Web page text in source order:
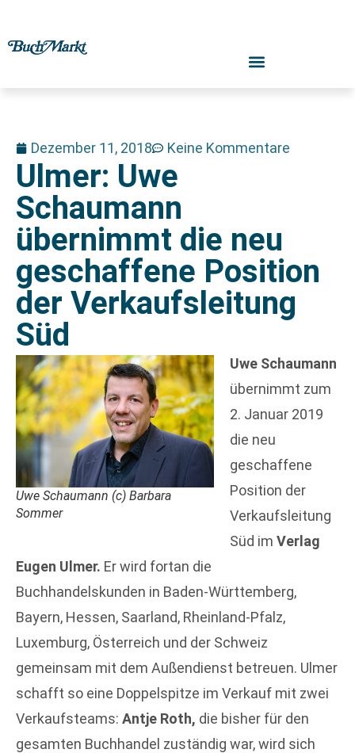
Dezember 11, 2018 Keine Kommentare
Ulmer: Uwe
Schaumann
übernimmt die neu
geschaffene Position
der Verkaufsleitung
Süd
Uwe Schaumann (c) Barbara
Sommer
Uwe Schaumann
übernimmt zum
2. Januar 2019
die neu
geschaffene
Position der
Verkaufsleitung
Süd im Verlag
Eugen Ulmer. Er wird fortan die
Buchhandelskunden in Baden-Württemberg,
Bayern, Hessen, Saarland, Rheinland-Pfalz,
Luxemburg, Österreich und der Schweiz
gemeinsam mit dem Außendienst betreuen. Ulmer
schafft so eine Doppelspitze im Verkauf mit zwei
Verkaufsteams: Antje Roth, die bisher für den
gesamten Buchhandel zuständig war, wird sich